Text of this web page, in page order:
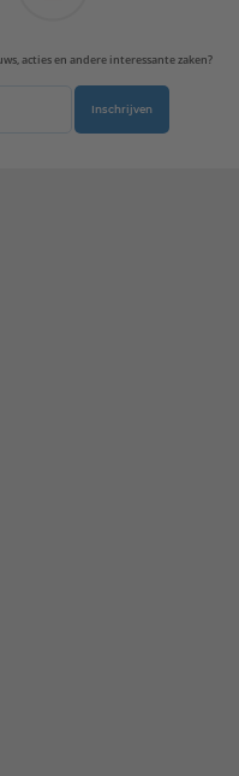
acties en andere interessante zaken?
Inschrijven